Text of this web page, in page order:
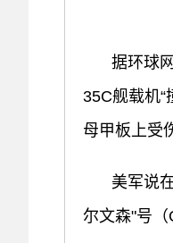
据环球
35C舰载机“
母甲板上受
美军说
尔文森"号（